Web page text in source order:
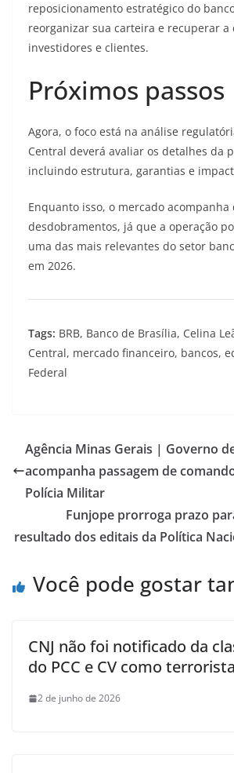
reposicionamento estratégico do
reorganizar sua carteira e recuperar a
investidores e clientes.
Próximos passos
Agora, o foco está na análise
Central deverá avaliar os detalhes da
incluindo estrutura, garantias e
Enquanto isso, o mercado acompanha
desdobramentos, já que a operação
uma das mais relevantes do setor
em 2026.
Tags: BRB, Banco de Brasília, Celina
Central, mercado financeiro, bancos,
Federal
Agência Minas Gerais | Governo
acompanha passagem de
Polícia Militar
Funjope prorroga prazo
resultado dos editais da Política
Você pode gostar
CNJ não foi notificado da
do PCC e CV como
2 de junho de 2026